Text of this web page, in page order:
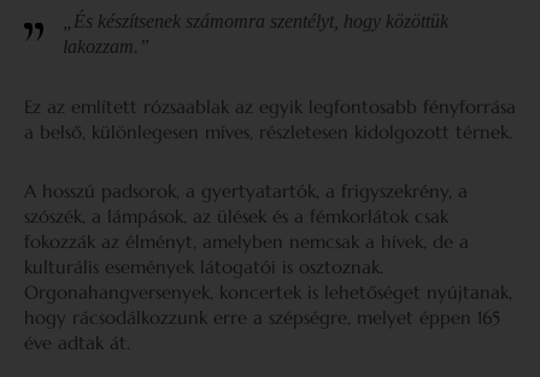
„És készítsenek számomra szentélyt, hogy közöttük
lakozzam.”
Ez az említett rózsaablak az egyik legfontosabb fényforrása
a belső, különlegesen míves, részletesen kidolgozott térnek.
A hosszú padsorok, a gyertyatartók, a frigyszekrény, a
szószék, a lámpások, az ülések és a fémkorlátok csak
fokozzák az élményt, amelyben nemcsak a hívek, de a
kulturális események látogatói is osztoznak.
Orgonahangversenyek, koncertek is lehetőséget nyújtanak,
hogy rácsodálkozzunk erre a szépségre, melyet éppen 165
éve adtak át.